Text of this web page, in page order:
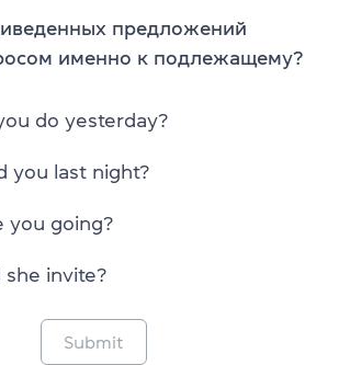
предложений
именно к подлежащему?
do yesterday?
you last night?
you going?
she invite?
Submit